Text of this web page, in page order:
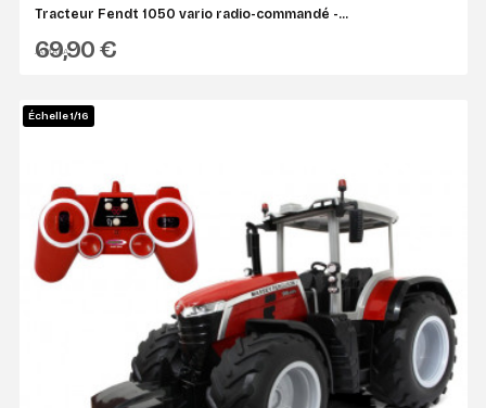
Tracteur Fendt 1050 vario radio-commandé -...
JAMARA
69,90 €
Échelle 1/16